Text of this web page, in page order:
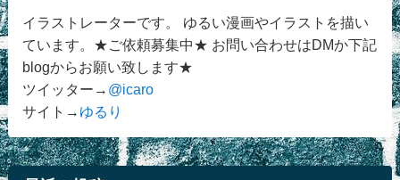
イラストレーターです。 ゆるい漫画やイラストを描い
ています。★ご依頼募集中★ お問い合わせはDMか下記
blogからお願い致します★
ツイッター→ @icaro
サイト→ ゆるり